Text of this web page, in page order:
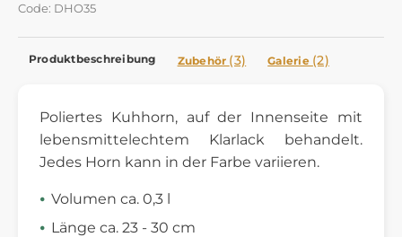
Code: DHO35
Produktbeschreibung Zubehör (3) Galerie (2)
Poliertes Kuhhorn, auf der Innenseite mit
lebensmittelechtem Klarlack behandelt.
Jedes Horn kann in der Farbe variieren.
Volumen ca. 0,3 l
Länge ca. 23 - 30 cm